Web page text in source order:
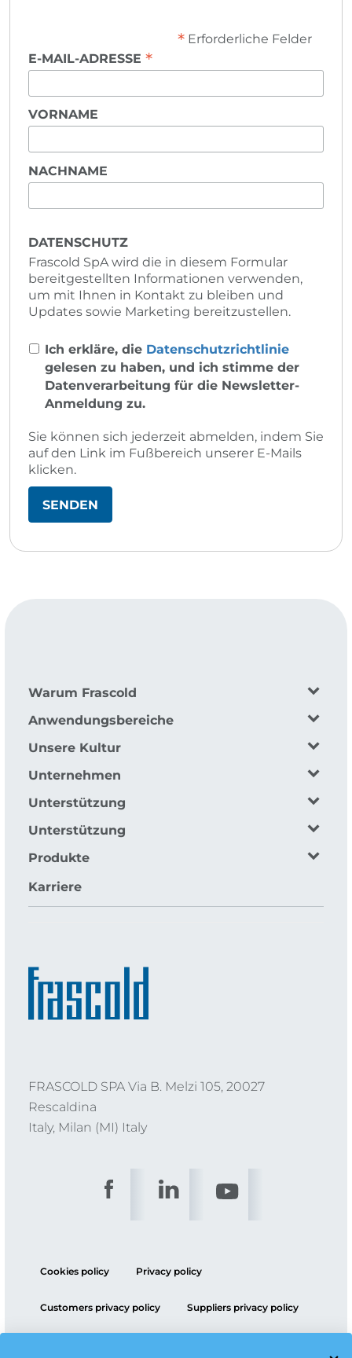
*Erforderliche Felder
E-MAIL-ADRESSE *
VORNAME
NACHNAME
DATENSCHUTZ
Frascold SpA wird die in diesem Formular
bereitgestellten Informationen verwenden,
um mit Ihnen in Kontakt zu bleiben und
Updates sowie Marketing bereitzustellen.
Ich erkläre, die Datenschutzrichtlinie
gelesen zu haben, und ich stimme der
Datenverarbeitung für die Newsletter-
Anmeldung zu.
Sie können sich jederzeit abmelden, indem Sie
auf den Link im Fußbereich unserer E-Mails
klicken.
Warum Frascold
Anwendungsbereiche
Unsere Kultur
Unternehmen
Unterstützung
Unterstützung
Produkte
Karriere
FRASCOLD SPA Via B. Melzi 105, 20027
Rescaldina
Italy, Milan (MI) Italy
Cookies policy Privacy policy
Customers privacy policy Suppliers privacy policy